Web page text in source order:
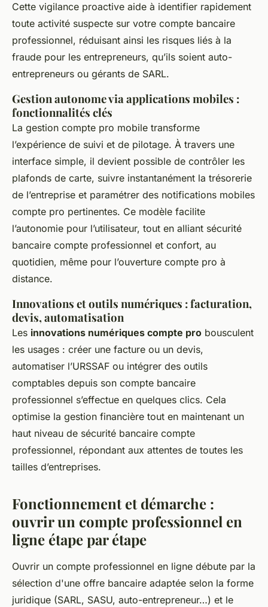
Cette vigilance proactive aide à identifier rapidement
toute activité suspecte sur votre compte bancaire
professionnel, réduisant ainsi les risques liés à la
fraude pour les entrepreneurs, qu’ils soient auto-
entrepreneurs ou gérants de SARL.
Gestion autonome via applications mobiles :
fonctionnalités clés
La gestion compte pro mobile transforme
l’expérience de suivi et de pilotage. À travers une
interface simple, il devient possible de contrôler les
plafonds de carte, suivre instantanément la trésorerie
de l’entreprise et paramétrer des notifications mobiles
compte pro pertinentes. Ce modèle facilite
l’autonomie pour l’utilisateur, tout en alliant sécurité
bancaire compte professionnel et confort, au
quotidien, même pour l’ouverture compte pro à
distance.
Innovations et outils numériques : facturation,
devis, automatisation
Les innovations numériques compte pro bousculent
les usages : créer une facture ou un devis,
automatiser l’URSSAF ou intégrer des outils
comptables depuis son compte bancaire
professionnel s’effectue en quelques clics. Cela
optimise la gestion financière tout en maintenant un
haut niveau de sécurité bancaire compte
professionnel, répondant aux attentes de toutes les
tailles d’entreprises.
Fonctionnement et démarche :
ouvrir un compte professionnel en
ligne étape par étape
Ouvrir un compte professionnel en ligne débute par la
sélection d'une offre bancaire adaptée selon la forme
juridique (SARL, SASU, auto-entrepreneur…) et le